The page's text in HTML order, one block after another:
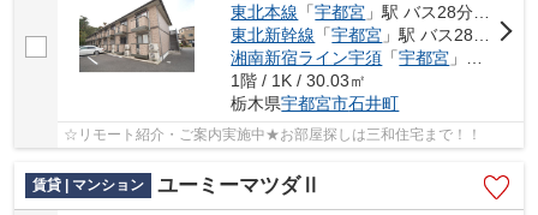
東北本線 「宇都宮 」駅 バス28分 「ミツトヨ前」 停歩8分
東北新幹線 「宇都宮 」駅 バス28分 「ミツトヨ前」 停歩11分
湘南新宿ライン宇須 「宇都宮 」駅 バス28分 「ミツトヨ前」 停歩11分
1階 / 1K / 30.03㎡
栃木県宇都宮市石井町
☆リモート紹介・ご案内実施中★お部屋探しは三和住宅まで！！
賃貸 | マンション ユーミーマツダⅡ